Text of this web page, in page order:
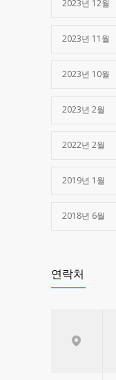
2023년 12월
2023년 11월
2023년 10월
2023년 2월
2022년 2월
2019년 1월
2018년 6월
연락처